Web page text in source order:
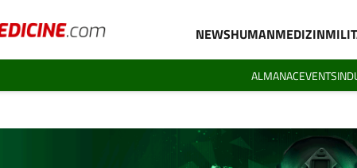
NEWSHUMANMEDIZIN
ALMANACEVENTS